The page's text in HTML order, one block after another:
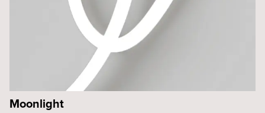
Moonlight